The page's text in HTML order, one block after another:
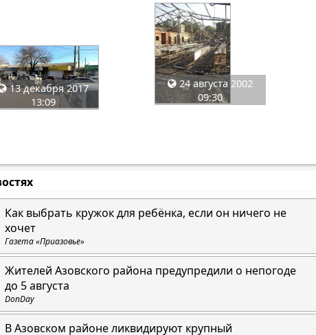
13 декабря 2017
13:09
24 августа 2002
09:30
Как выбрать кружок для ребёнка, если он ничего не
хочет
Газета «Приазовье»
Жителей Азовского района предупредили о непогоде
до 5 августа
DonDay
В Азовском районе ликвидируют крупный